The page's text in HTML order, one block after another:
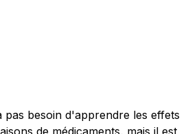
besoin d'apprendre les effets